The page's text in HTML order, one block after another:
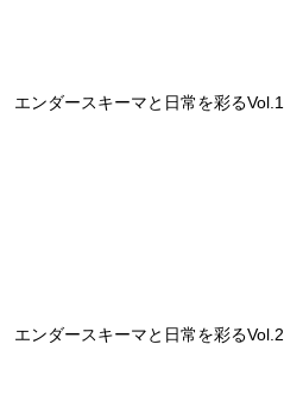
エンダースキーマと日常を彩るVol.1
エンダースキーマと日常を彩るVol.2